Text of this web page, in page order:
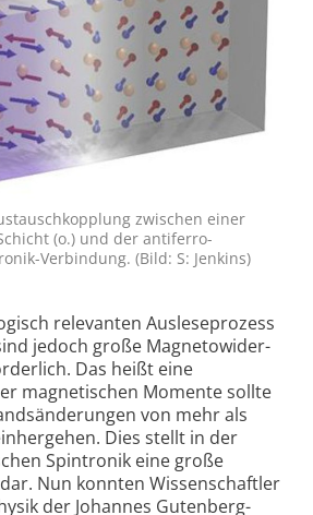
zwischen einer
(o.) und der antiferro­
Verbindung. (Bild: S: Jenkins)
relevanten Auslese­prozess
jedoch große Magnetowider­
Das heißt eine
magnetischen Momente sollte
von mehr als
Dies stellt in der
Spintronik eine große
Nun konnten Wissenschaftler
der Johannes Gutenberg-